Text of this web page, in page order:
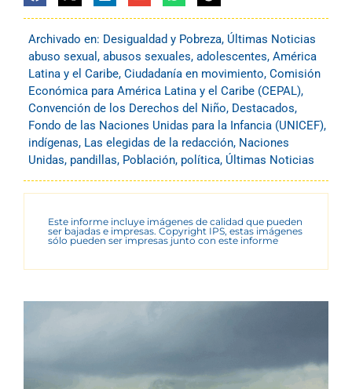
Archivado en: Desigualdad y Pobreza, Últimas Noticias
abuso sexual , abusos sexuales, adolescentes, América
Latina y el Caribe, Ciudadanía en movimiento, Comisión
Económica para América Latina y el Caribe (CEPAL),
Convención de los Derechos del Niño, Destacados,
Fondo de las Naciones Unidas para la Infancia (UNICEF),
indígenas, Las elegidas de la redacción, Naciones
Unidas, pandillas, Población, política, Últimas Noticias
Este informe incluye imágenes de calidad que pueden
ser bajadas e impresas. Copyright IPS, estas imágenes
sólo pueden ser impresas junto con este informe